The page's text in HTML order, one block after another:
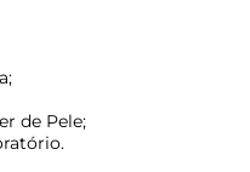
de Pele;